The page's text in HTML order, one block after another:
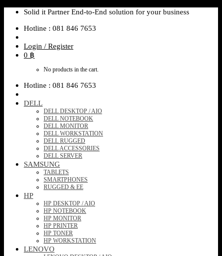
Skip
content
Solid it Partner End-to-End solution for your business
Hotline : 081 846 7653
Login / Register
0 ฿
No products in the cart.
Hotline : 081 846 7653
DELL
DELL DESKTOP / AIO
DELL NOTEBOOK
DELL MONITOR
DELL WORKSTATION
DELL RUGGED
DELL ACCESSORIES
DELL SERVER
SAMSUNG
TABLETS
SMARTPHONES
RUGGED & EE
HP
HP DESKTOP / AIO
HP NOTEBOOK
HP MONITOR
HP PRINTER
HP TONER
HP WORKSTATION
LENOVO